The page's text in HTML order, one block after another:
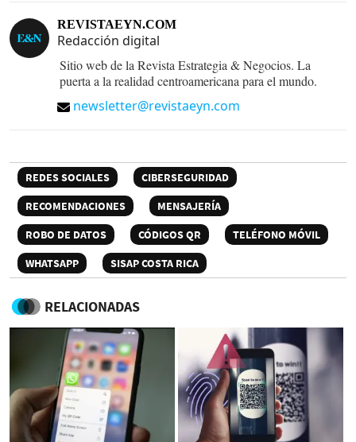
REVISTAEYN.COM
Redacción digital
Sitio web de la Revista Estrategia & Negocios. La
puerta a la realidad centroamericana para el mundo.
newsletter@revistaeyn.com
REDES SOCIALES
CIBERSEGURIDAD
RECOMENDACIONES
MENSAJERÍA
ROBO DE DATOS
CÓDIGOS QR
TELÉFONO MÓVIL
WHATSAPP
SISAP COSTA RICA
RELACIONADAS